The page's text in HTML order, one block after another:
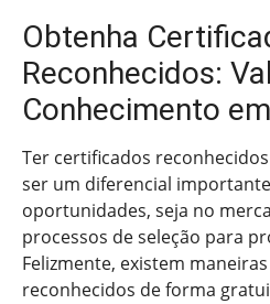
Obtenha
Reconhecidos:
Conhecimento
Ter certificados
ser um diferencial
oportunidades, seja no
processos de seleção para
Felizmente, existem
reconhecidos de forma